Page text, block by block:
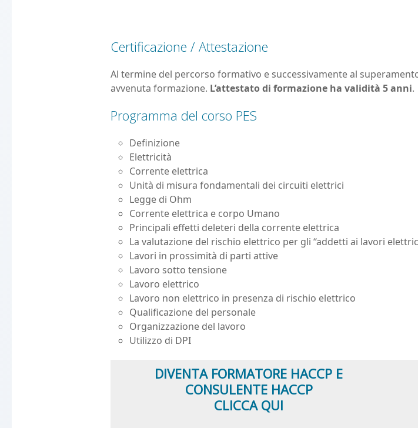
Certificazione / Attestazione
Al termine del percorso formativo e successivamente al
avvenuta formazione. L’attestato di formazione ha validità 5 anni.
Programma del corso PES
Definizione
Elettricità
Corrente elettrica
Unità di misura fondamentali dei circuiti elettrici
Legge di Ohm
Corrente elettrica e corpo Umano
Principali effetti deleteri della corrente elettrica
La valutazione del rischio elettrico per gli “addetti ai lavori
Lavori in prossimità di parti attive
Lavoro sotto tensione
Lavoro elettrico
Lavoro non elettrico in presenza di rischio elettrico
Qualificazione del personale
Organizzazione del lavoro
Utilizzo di DPI
DIVENTA FORMATORE HACCP E
CONSULENTE HACCP
CLICCA QUI